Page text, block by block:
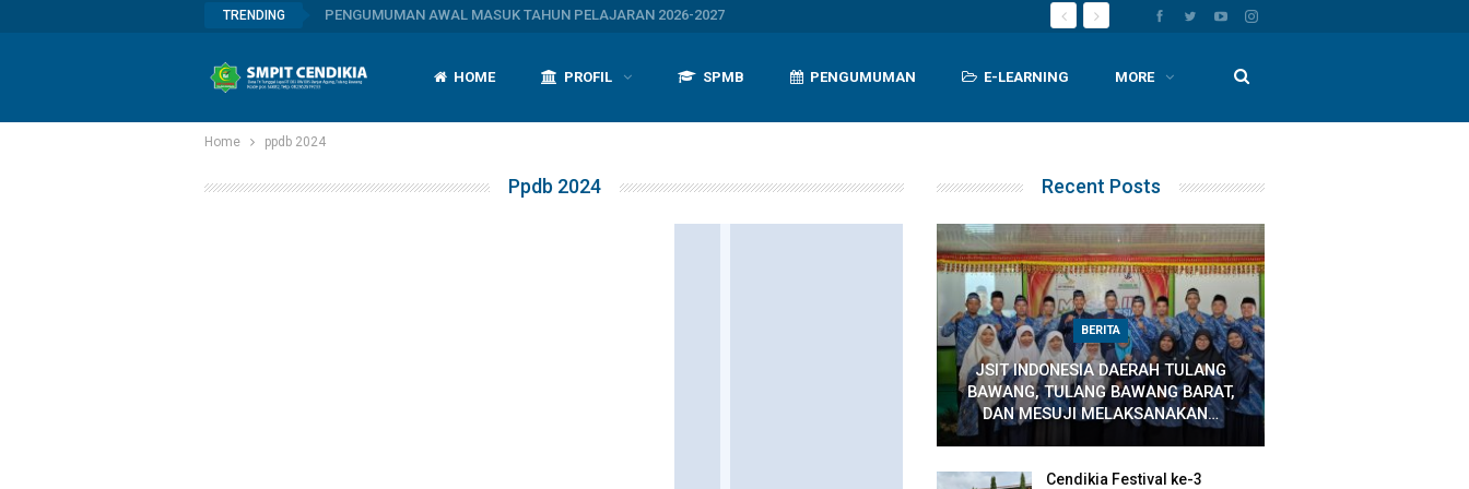
TRENDING PENGUMUMAN AWAL MASUK TAHUN PELAJARAN 2026-2027
HOME PROFIL SPMB PENGUMUMAN E-LEARNING MORE
Home ppdb 2024
Ppdb 2024 Recent Posts
BERITA
JSIT INDONESIA DAERAH TULANG
BAWANG, TULANG BAWANG BARAT,
DAN MESUJI MELAKSANAKAN…
Cendikia Festival ke-3